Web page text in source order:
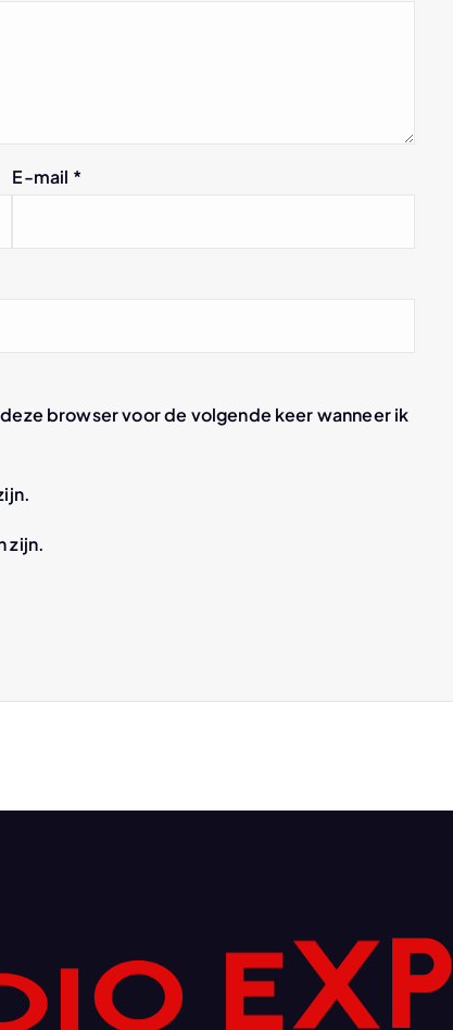
E-mail *
browser voor de volgende keer wanneer ik
zijn.
IO EXP